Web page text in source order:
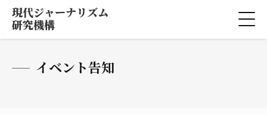
現代ジャーナリズム
研究機構
イベント告知